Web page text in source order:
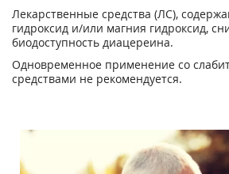
Лекарственные средства (ЛC),
гидроксид и/или магния гидроксид,
биодоступность диацереина.
Одновременное применение со
средствами не рекомендуется.